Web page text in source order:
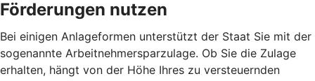
Förderungen nutzen
Bei einigen Anlageformen unterstützt der Staat Sie mit der
sogenannte Arbeitnehmersparzulage. Ob Sie die Zulage
erhalten, hängt von der Höhe Ihres zu versteuernden